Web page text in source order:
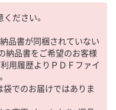
ださい。
品書が同梱されていない
納品書をご希望のお客様
用履歴よりＰＤＦファイ
袋でのお届けではありま